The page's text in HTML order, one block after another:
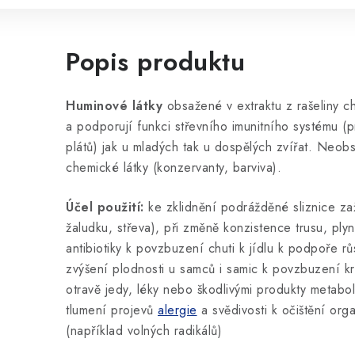
Popis produktu
Huminové látky obsažené v extraktu z rašeliny
a podporují funkci střevního imunitního systému
plátů) jak u mladých tak u dospělých zvířat.
chemické látky (konzervanty, barviva).
Účel použití: ke zklidnění podrážděné sliznice
žaludku, střeva), při změně konzistence trusu,
antibiotiky k povzbuzení chuti k jídlu k podpoře
zvýšení plodnosti u samců i samic k povzbuzení
otravě jedy, léky nebo škodlivými produkty
tlumení projevů alergie a svědivosti k očištění
(například volných radikálů)